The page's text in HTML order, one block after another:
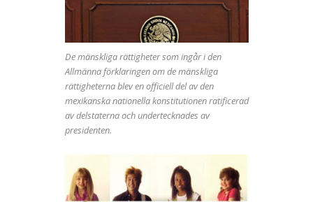
De mänskliga rättigheter som ingår i den
Allmänna förklaringen om de mänskliga
rättigheterna blev en officiell del av den
mexikanska nationella konstitutionen ratificerad
av delstaterna och undertecknades av
presidenten.